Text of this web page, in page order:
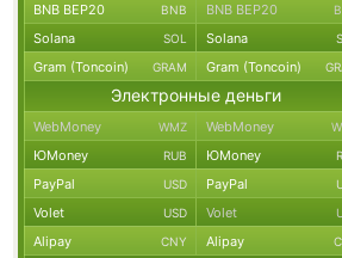
BNB BEP20 BNB BNB BEP20
Solana SOL Solana
Gram (Toncoin) GRAM Gram (Toncoin)
Электронные деньги
WebMoney WMZ WebMoney
ЮMoney RUB ЮMoney
PayPal USD PayPal
Volet USD Volet
Alipay CNY Alipay